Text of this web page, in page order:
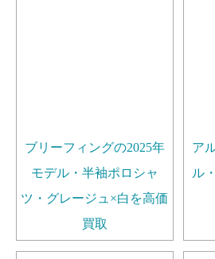
ブリーフィングの2025年
モデル・半袖ポロシャ
ツ・グレージュ×白を高価
買取
ア
ル